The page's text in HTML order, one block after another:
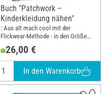
Buch "Patchwork –
Kinderkleidung nähen"
: Aus alt mach cool mit der
Flickwear-Methode - in den Größen
74-140; Breite: 20.5 cm; Höhe: 24.1
cm26,00 €
In den Warenkorb